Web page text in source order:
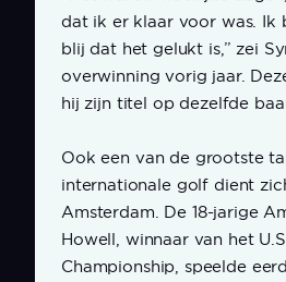
dat ik er klaar voor was. Ik
blij dat het gelukt is,” zei
overwinning vorig jaar.
hij zijn titel op dezelfde
Ook een van de grootste
internationale golf dient
Amsterdam. De 18-jarige
Howell, winnaar van het
Championship, speelde